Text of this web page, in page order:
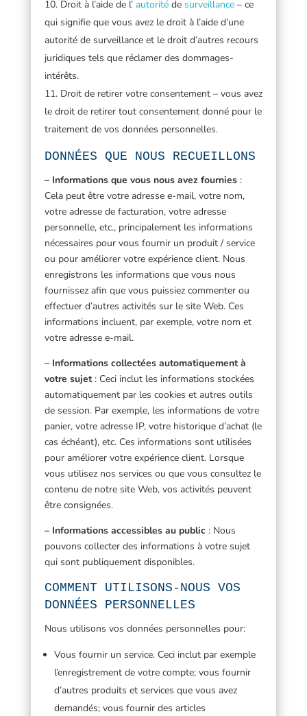
Droit à l’aide de l’ autoritéde surveillance– ce
qui signifie que vous avez le droit à l’aide d’une
autorité de surveillance et le droit d’autres recours
juridiques tels que réclamer des dommages-
intérêts.
Droit de retirer votre consentement – vous avez
le droit de retirer tout consentement donné pour le
traitement de vos données personnelles.
DONNÉES QUE NOUS RECUEILLONS
– Informations que vous nous avez fournies:
Cela peut être votre adresse e-mail, votre nom,
votre adresse de facturation, votre adresse
personnelle, etc., principalement les informations
nécessaires pour vous fournir un produit / service
ou pour améliorer votre expérience client. Nous
enregistrons les informations que vous nous
fournissez afin que vous puissiez commenter ou
effectuer d’autres activités sur le site Web. Ces
informations incluent, par exemple, votre nom et
votre adresse e-mail.
– Informations collectées automatiquement à
votre sujet: Ceci inclut les informations stockées
automatiquement par les cookies et autres outils
de session. Par exemple, les informations de votre
panier, votre adresse IP, votre historique d’achat (le
cas échéant), etc. Ces informations sont utilisées
pour améliorer votre expérience client. Lorsque
vous utilisez nos services ou que vous consultez le
contenu de notre site Web, vos activités peuvent
être consignées.
– Informations accessibles au public: Nous
pouvons collecter des informations à votre sujet
qui sont publiquement disponibles.
COMMENT UTILISONS-NOUS VOS
DONNÉES PERSONNELLES
Nous utilisons vos données personnelles pour:
Vous fournir un service. Ceci inclut par exemple
l’enregistrement de votre compte; vous fournir
d’autres produits et services que vous avez
demandés; vous fournir des articles